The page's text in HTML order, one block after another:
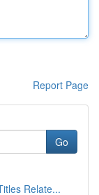
Report Page
Go
Relate...